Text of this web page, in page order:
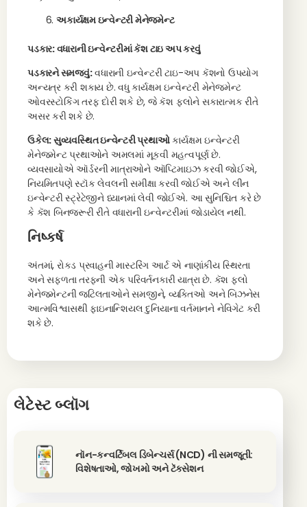
અકાર્યક્ષમ ઇન્વેન્ટરી મેનેજમેન્ટ
પડકાર: વધારાની ઇન્વેન્ટરીમાં કૅશ ટાઇ અપ કરવું
પડકારને સમજવું:વધારાની ઇન્વેન્ટરી ટાઇ-અપ કૅશનો ઉપયોગ
અન્યત્ર કરી શકાય છે. વધુ કાર્યક્ષમ ઇન્વેન્ટરી મેનેજમેન્ટ
ઓવરસ્ટોકિંગ તરફ દોરી શકે છે, જે કૅશ ફ્લોને સકારાત્મક રીતે
અસર કરી શકે છે.
ઉકેલ: સુવ્યવસ્થિત ઇન્વેન્ટરી પ્રથાઓકાર્યક્ષમ ઇન્વેન્ટરી
મેનેજમેન્ટ પ્રથાઓને અમલમાં મૂકવી મહત્વપૂર્ણ છે.
વ્યવસાયોએ ઑર્ડરની માત્રાઓને ઑપ્ટિમાઇઝ કરવી જોઈએ,
નિયમિતપણે સ્ટૉક લેવલની સમીક્ષા કરવી જોઈએ અને લીન
ઇન્વેન્ટરી સ્ટ્રેટેજીને ધ્યાનમાં લેવી જોઈએ. આ સુનિશ્ચિત કરે છે
કે કૅશ બિનજરૂરી રીતે વધારાની ઇન્વેન્ટરીમાં જોડાયેલ નથી.
નિષ્કર્ષ
અંતમાં, રોકડ પ્રવાહની માસ્ટરિંગ આર્ટ એ નાણાંકીય સ્થિરતા
અને સફળતા તરફની એક પરિવર્તનકારી યાત્રા છે. કૅશ ફ્લો
મેનેજમેન્ટની જટિલતાઓને સમજીને, વ્યક્તિઓ અને બિઝનેસ
આત્મવિશ્વાસથી ફાઇનાન્શિયલ દુનિયાના વર્તમાનને નેવિગેટ કરી
શકે છે.
લેટેસ્ટ બ્લૉગ
નૉન-કન્વર્ટિબલ ડિબેન્ચર્સ (NCD) ની સમજૂતી:
વિશેષતાઓ, જોખમો અને ટૅક્સેશન